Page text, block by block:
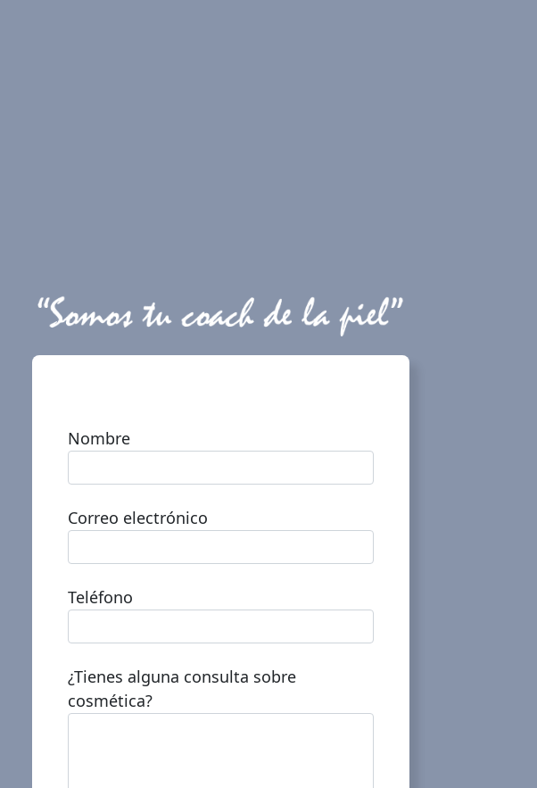
Nombre
Correo electrónico
Teléfono
¿Tienes alguna consulta sobre
cosmética?